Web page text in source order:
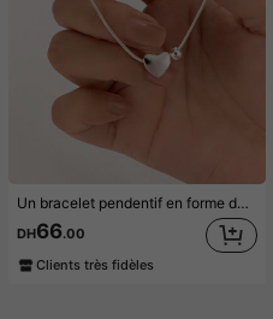
Un bracelet pendentif en forme de cœur de haute qualité avec un design de niche féminin, une simplicité personnalisée et un tempérament, un bracelet de mode polyvalent
DH66.00
Clients très fidèles